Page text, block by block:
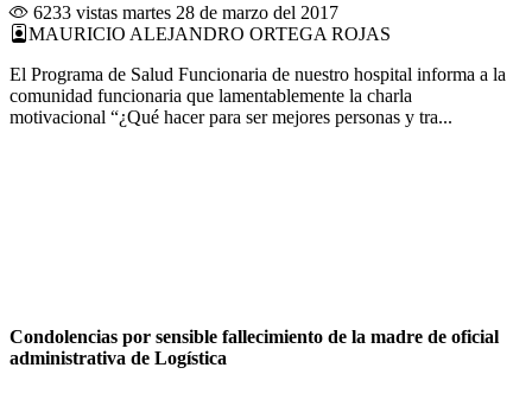
6233 vistas martes 28 de marzo del 2017
MAURICIO ALEJANDRO ORTEGA ROJAS
El Programa de Salud Funcionaria de nuestro hospital informa a la
comunidad funcionaria que lamentablemente la charla
motivacional “¿Qué hacer para ser mejores personas y tra...
Condolencias por sensible fallecimiento de la madre de oficial
administrativa de Logística